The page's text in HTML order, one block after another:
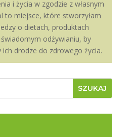
i życia w zgodzie z własnym
to miejsce, które stworzyłam
o dietach, produktach
odżywianiu, by
drodze do zdrowego życia.